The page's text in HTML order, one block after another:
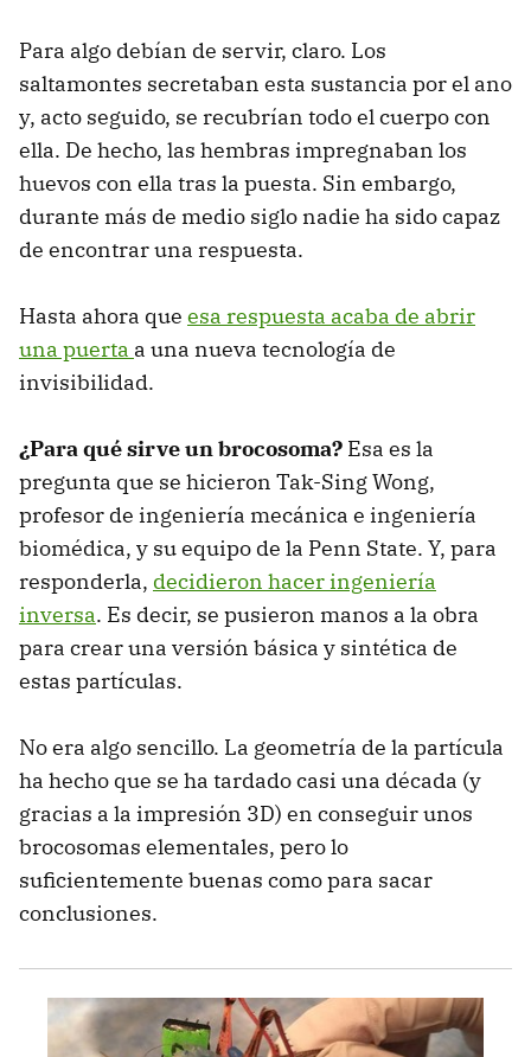
Para algo debían de servir, claro. Los
saltamontes secretaban esta sustancia por el ano
y, acto seguido, se recubrían todo el cuerpo con
ella. De hecho, las hembras impregnaban los
huevos con ella tras la puesta. Sin embargo,
durante más de medio siglo nadie ha sido capaz
de encontrar una respuesta.
Hasta ahora que esa respuesta acaba de abrir
una puerta a una nueva tecnología de
invisibilidad.
¿Para qué sirve un brocosoma? Esa es la
pregunta que se hicieron Tak-Sing Wong,
profesor de ingeniería mecánica e ingeniería
biomédica, y su equipo de la Penn State. Y, para
responderla, decidieron hacer ingeniería
inversa. Es decir, se pusieron manos a la obra
para crear una versión básica y sintética de
estas partículas.
No era algo sencillo. La geometría de la partícula
ha hecho que se ha tardado casi una década (y
gracias a la impresión 3D) en conseguir unos
brocosomas elementales, pero lo
suficientemente buenas como para sacar
conclusiones.